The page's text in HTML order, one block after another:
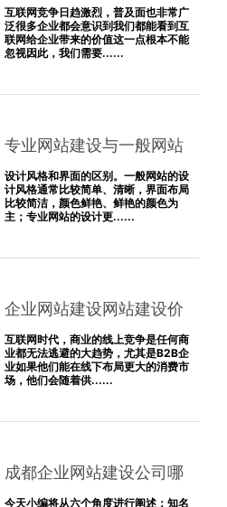
优势？
互联网竞争日趋激烈，普及面也非常广
泛很多企业都会意识到我们都能看到互
联网给企业带来的价值这一点根本不能
忽视因此，我们需要......
专业网站建设与一般网站
有何区别差异？
设计风格和界面的区别。一般网站的设
计风格通常比较简单、清晰，界面布局
比较简洁，颜色鲜艳、鲜艳的颜色为
主；专业网站的设计更......
企业网站建设网站建设价
格越便宜越好吗？
互联网时代，商业的线上竞争是任何商
业都无法逃避的大趋势，尤其是B2B企
业如果他们能在线下布局更大的消费市
场，他们会随着供......
成都企业网站建设公司哪
家好？
今天小编将从六个角度进行阐述：知名